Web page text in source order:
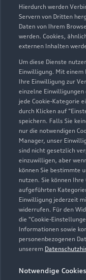
Hierdurch werden
Servern von Dritten
Daten von Ihrem
werden. Cookies,
externen Inhalten
Um diese Dienste
Einwilligung. Mit
Ihre Einwilligung zur
einzelne
jede Cookie-Kategorie
durch Klicken auf
speichern. Falls Sie
nur die notwendigen
Manager, unser
sind nicht gesetzlich
einzuwilligen, aber
können Sie bestimmte
nutzen. Sie können
aufgeführten
Einwilligung jederzeit
widerrufen. Für den
die "Cookie-
Informationen sowie
personenbezogenen
unserem
Notwendige Cookies
Seppenrader
59348
02591 93980
lh@auto-
Kontaktdaten
Verkauf
Geöffnet bis
Service
Geöffnet bis
Teile- und